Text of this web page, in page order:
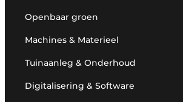
Openbaar groen
Machines & Materieel
Tuinaanleg & Onderhoud
Digitalisering & Software